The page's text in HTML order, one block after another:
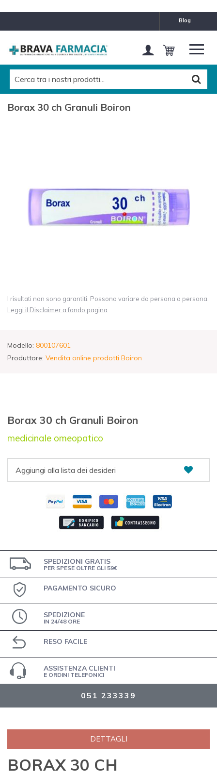
blog
Borax 30 ch Granuli Boiron
I risultati non sono garantiti. Possono variare da persona a persona.
Leggi il Disclaimer a fondo pagina
Modello: 800107601
Produttore: Vendita online prodotti Boiron
Borax 30 ch Granuli Boiron
medicinale omeopatico
Aggiungi alla lista dei desideri
SPEDIZIONI GRATIS
PER SPESE OLTRE GLI 59€
PAGAMENTO SICURO
SPEDIZIONE
IN 24/48 ORE
RESO FACILE
ASSISTENZA CLIENTI
E ORDINI TELEFONICI
051 233339
DETTAGLI
BORAX 30 CH